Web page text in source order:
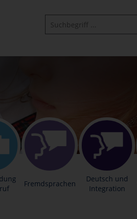
Fremdsprachen
Deutsch und
Integration